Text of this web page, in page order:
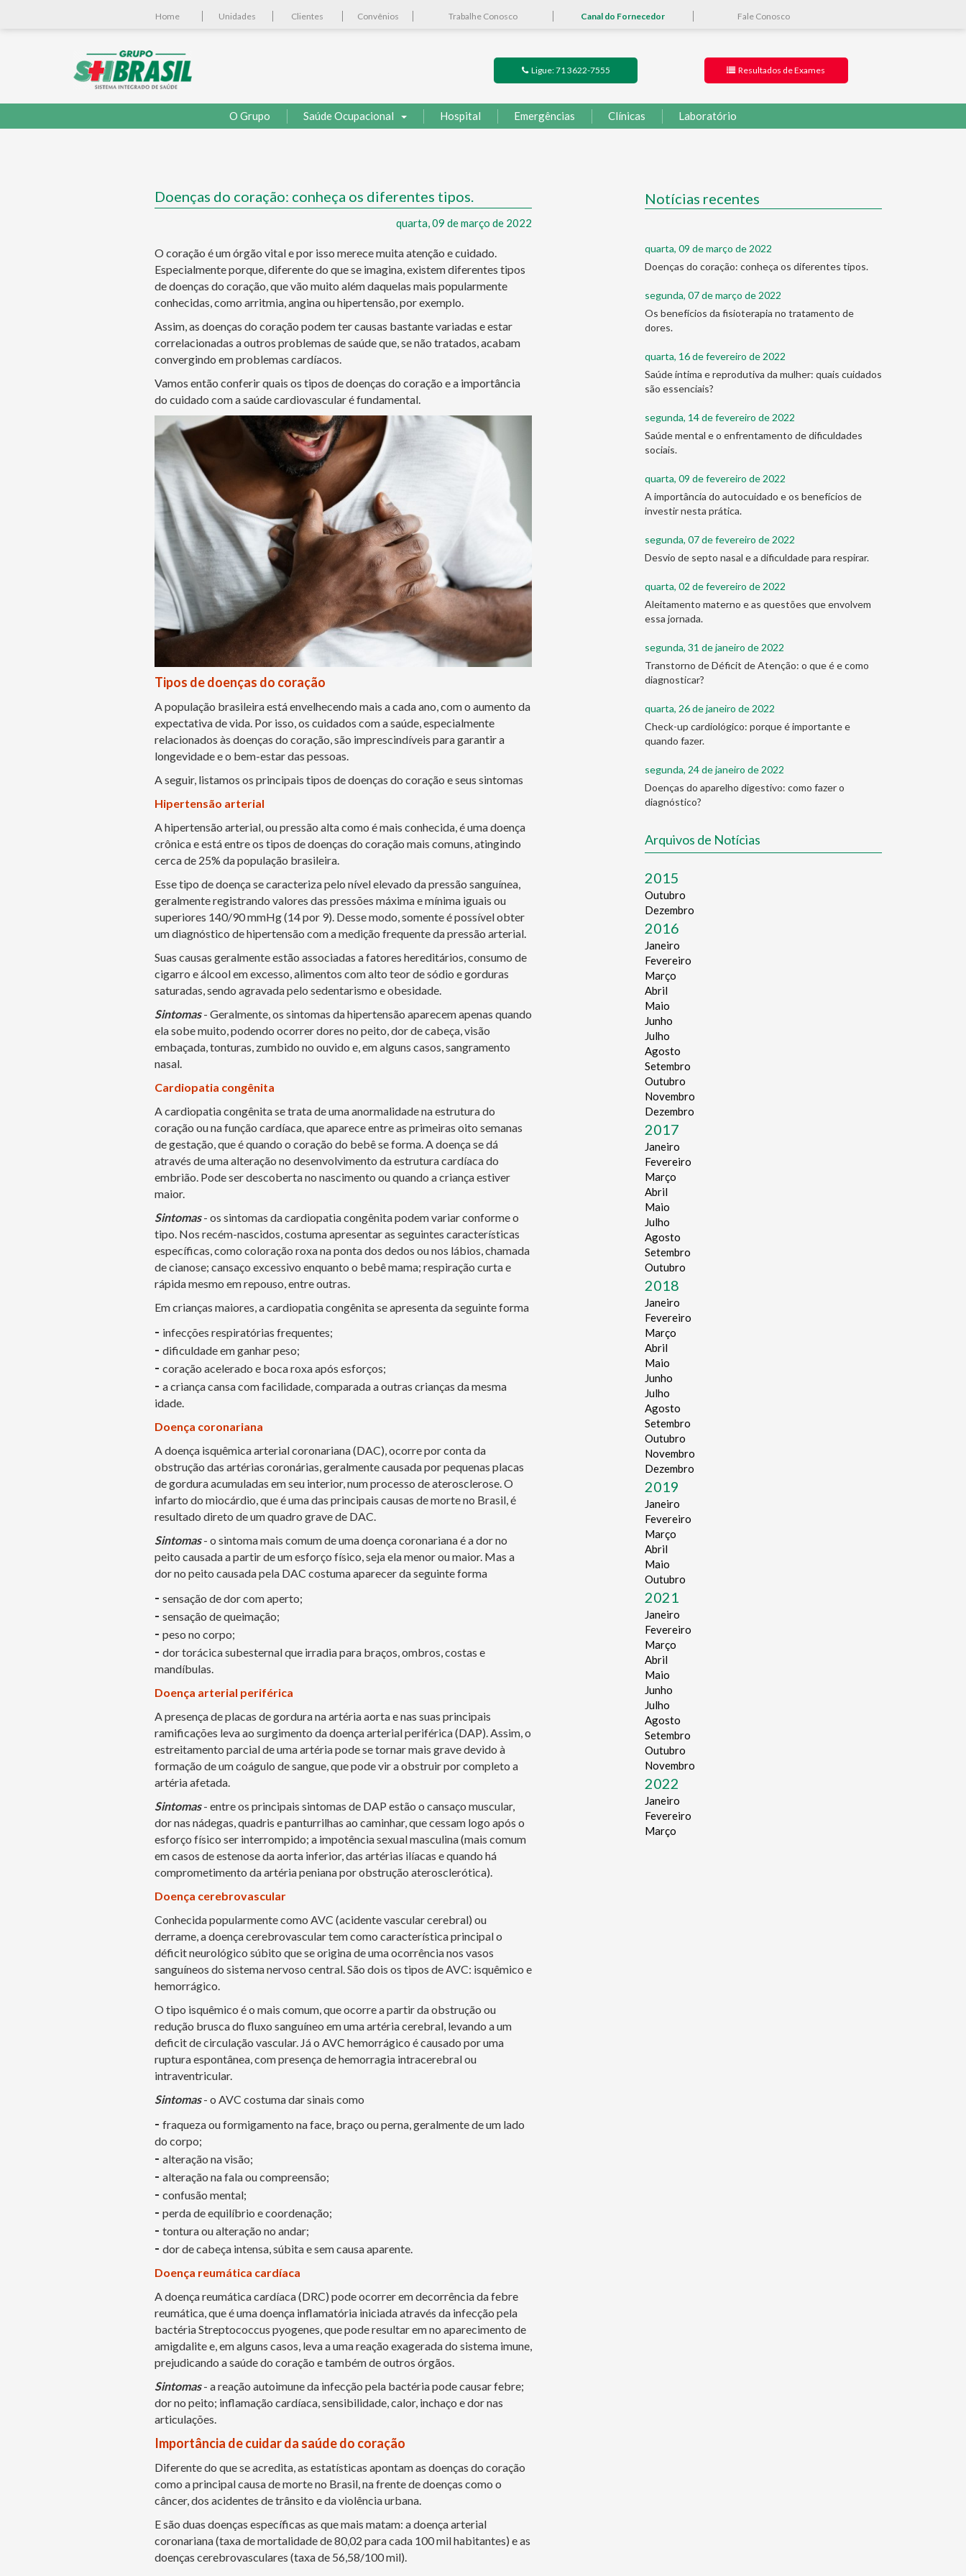
Home Unidades Clientes Convênios Trabalhe Conosco Canal do Fornecedor Fale Conosco
Ligue: 71 3622-7555 Resultados de Exames
O Grupo Saúde Ocupacional Hospital Emergências Clínicas Laboratório
Doenças do coração: conheça os diferentes tipos.
quarta, 09 de março de 2022
O coração é um órgão vital e por isso merece muita atenção e cuidado.
Especialmente porque, diferente do que se imagina, existem diferentes tipos
de doenças do coração, que vão muito além daquelas mais popularmente
conhecidas, como arritmia, angina ou hipertensão, por exemplo.
Assim, as doenças do coração podem ter causas bastante variadas e estar
correlacionadas a outros problemas de saúde que, se não tratados, acabam
convergindo em problemas cardíacos.
Vamos então conferir quais os tipos de doenças do coração e a importância
do cuidado com a saúde cardiovascular é fundamental.
Tipos de doenças do coração
A população brasileira está envelhecendo mais a cada ano, com o aumento da
expectativa de vida. Por isso, os cuidados com a saúde, especialmente
relacionados às doenças do coração, são imprescindíveis para garantir a
longevidade e o bem-estar das pessoas.
A seguir, listamos os principais tipos de doenças do coração e seus sintomas
Hipertensão arterial
A hipertensão arterial, ou pressão alta como é mais conhecida, é uma doença
crônica e está entre os tipos de doenças do coração mais comuns, atingindo
cerca de 25% da população brasileira.
Esse tipo de doença se caracteriza pelo nível elevado da pressão sanguínea,
geralmente registrando valores das pressões máxima e mínima iguais ou
superiores 140/90 mmHg (14 por 9). Desse modo, somente é possível obter
um diagnóstico de hipertensão com a medição frequente da pressão arterial.
Suas causas geralmente estão associadas a fatores hereditários, consumo de
cigarro e álcool em excesso, alimentos com alto teor de sódio e gorduras
saturadas, sendo agravada pelo sedentarismo e obesidade.
Sintomas- Geralmente, os sintomas da hipertensão aparecem apenas quando
ela sobe muito, podendo ocorrer dores no peito, dor de cabeça, visão
embaçada, tonturas, zumbido no ouvido e, em alguns casos, sangramento
nasal.
Cardiopatia congênita
A cardiopatia congênita se trata de uma anormalidade na estrutura do
coração ou na função cardíaca, que aparece entre as primeiras oito semanas
de gestação, que é quando o coração do bebê se forma. A doença se dá
através de uma alteração no desenvolvimento da estrutura cardíaca do
embrião. Pode ser descoberta no nascimento ou quando a criança estiver
maior.
Sintomas- os sintomas da cardiopatia congênita podem variar conforme o
tipo. Nos recém-nascidos, costuma apresentar as seguintes características
específicas, como coloração roxa na ponta dos dedos ou nos lábios, chamada
de cianose; cansaço excessivo enquanto o bebê mama; respiração curta e
rápida mesmo em repouso, entre outras.
Em crianças maiores, a cardiopatia congênita se apresenta da seguinte forma
- infecções respiratórias frequentes;
- dificuldade em ganhar peso;
- coração acelerado e boca roxa após esforços;
- a criança cansa com facilidade, comparada a outras crianças da mesma
idade.
Doença coronariana
A doença isquêmica arterial coronariana (DAC), ocorre por conta da
obstrução das artérias coronárias, geralmente causada por pequenas placas
de gordura acumuladas em seu interior, num processo de aterosclerose. O
infarto do miocárdio, que é uma das principais causas de morte no Brasil, é
resultado direto de um quadro grave de DAC.
Sintomas- o sintoma mais comum de uma doença coronariana é a dor no
peito causada a partir de um esforço físico, seja ela menor ou maior. Mas a
dor no peito causada pela DAC costuma aparecer da seguinte forma
- sensação de dor com aperto;
- sensação de queimação;
- peso no corpo;
- dor torácica subesternal que irradia para braços, ombros, costas e
mandíbulas.
Doença arterial periférica
A presença de placas de gordura na artéria aorta e nas suas principais
ramificações leva ao surgimento da doença arterial periférica (DAP). Assim, o
estreitamento parcial de uma artéria pode se tornar mais grave devido à
formação de um coágulo de sangue, que pode vir a obstruir por completo a
artéria afetada.
Sintomas- entre os principais sintomas de DAP estão o cansaço muscular,
dor nas nádegas, quadris e panturrilhas ao caminhar, que cessam logo após o
esforço físico ser interrompido; a impotência sexual masculina (mais comum
em casos de estenose da aorta inferior, das artérias ilíacas e quando há
comprometimento da artéria peniana por obstrução aterosclerótica).
Doença cerebrovascular
Conhecida popularmente como AVC (acidente vascular cerebral) ou
derrame, a doença cerebrovascular tem como característica principal o
déficit neurológico súbito que se origina de uma ocorrência nos vasos
sanguíneos do sistema nervoso central. São dois os tipos de AVC: isquêmico e
hemorrágico.
O tipo isquêmico é o mais comum, que ocorre a partir da obstrução ou
redução brusca do fluxo sanguíneo em uma artéria cerebral, levando a um
deficit de circulação vascular. Já o AVC hemorrágico é causado por uma
ruptura espontânea, com presença de hemorragia intracerebral ou
intraventricular.
Sintomas- o AVC costuma dar sinais como
- fraqueza ou formigamento na face, braço ou perna, geralmente de um lado
do corpo;
- alteração na visão;
- alteração na fala ou compreensão;
- confusão mental;
- perda de equilíbrio e coordenação;
- tontura ou alteração no andar;
- dor de cabeça intensa, súbita e sem causa aparente.
Doença reumática cardíaca
A doença reumática cardíaca (DRC) pode ocorrer em decorrência da febre
reumática, que é uma doença inflamatória iniciada através da infecção pela
bactéria Streptococcus pyogenes, que pode resultar em no aparecimento de
amigdalite e, em alguns casos, leva a uma reação exagerada do sistema imune,
prejudicando a saúde do coração e também de outros órgãos.
Sintomas- a reação autoimune da infecção pela bactéria pode causar febre;
dor no peito; inflamação cardíaca, sensibilidade, calor, inchaço e dor nas
articulações.
Importância de cuidar da saúde do coração
Diferente do que se acredita, as estatísticas apontam as doenças do coração
como a principal causa de morte no Brasil, na frente de doenças como o
câncer, dos acidentes de trânsito e da violência urbana.
E são duas doenças específicas as que mais matam: a doença arterial
coronariana (taxa de mortalidade de 80,02 para cada 100 mil habitantes) e as
doenças cerebrovasculares (taxa de 56,58/100 mil).
Notícias recentes
quarta, 09 de março de 2022
Doenças do coração: conheça os diferentes tipos.
segunda, 07 de março de 2022
Os benefícios da fisioterapia no tratamento de
dores.
quarta, 16 de fevereiro de 2022
Saúde íntima e reprodutiva da mulher: quais cuidados
são essenciais?
segunda, 14 de fevereiro de 2022
Saúde mental e o enfrentamento de dificuldades
sociais.
quarta, 09 de fevereiro de 2022
A importância do autocuidado e os benefícios de
investir nesta prática.
segunda, 07 de fevereiro de 2022
Desvio de septo nasal e a dificuldade para respirar.
quarta, 02 de fevereiro de 2022
Aleitamento materno e as questões que envolvem
essa jornada.
segunda, 31 de janeiro de 2022
Transtorno de Déficit de Atenção: o que é e como
diagnosticar?
quarta, 26 de janeiro de 2022
Check-up cardiológico: porque é importante e
quando fazer.
segunda, 24 de janeiro de 2022
Doenças do aparelho digestivo: como fazer o
diagnóstico?
Arquivos de Notícias
2015
Outubro
Dezembro
2016
Janeiro
Fevereiro
Março
Abril
Maio
Junho
Julho
Agosto
Setembro
Outubro
Novembro
Dezembro
2017
Janeiro
Fevereiro
Março
Abril
Maio
Julho
Agosto
Setembro
Outubro
2018
Janeiro
Fevereiro
Março
Abril
Maio
Junho
Julho
Agosto
Setembro
Outubro
Novembro
Dezembro
2019
Janeiro
Fevereiro
Março
Abril
Maio
Outubro
2021
Janeiro
Fevereiro
Março
Abril
Maio
Junho
Julho
Agosto
Setembro
Outubro
Novembro
2022
Janeiro
Fevereiro
Março